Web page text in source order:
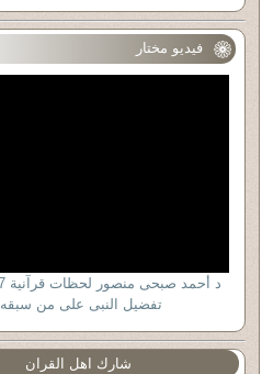
فيديو مختار
تفضيل النبى على من سبقه
شارك اهل القران